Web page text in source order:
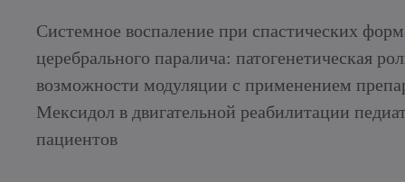
Системное воспаление при спастических
церебрального паралича: патогенетическая
возможности модуляции с применением
Мексидол в двигательной реабилитации
пациентов